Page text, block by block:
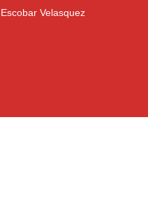
Escobar Velasquez